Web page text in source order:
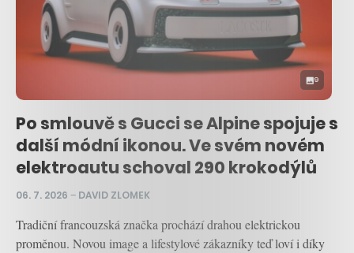
9
Po smlouvě s Gucci se Alpine spojuje s
další módní ikonou. Ve svém novém
elektroautu schoval 290 krokodýlů
06. 7. 2026 – DAVID ZLOMEK
Tradiční francouzská značka prochází drahou elektrickou
proměnou. Novou image a lifestylové zákazníky teď loví i díky